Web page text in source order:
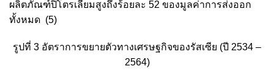
ผลิตภัณฑ์ปิโตรเลียมสูงถึงร้อยละ 52 ของมูลค่าการส่งออก
ทั้งหมด (5)
รูปที่ 3 อัตราการขยายตัวทางเศรษฐกิจของรัสเซีย (ปี 2534 –
2564)